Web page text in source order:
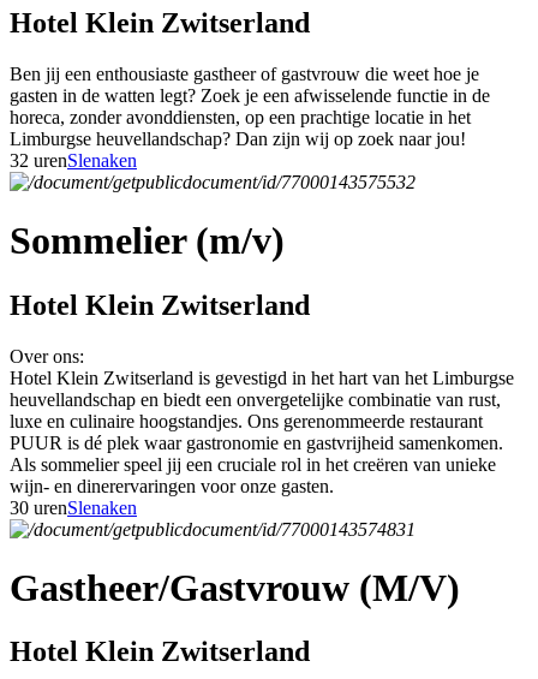
Hotel Klein Zwitserland
Ben jij een enthousiaste gastheer of gastvrouw die weet hoe je
gasten in de watten legt? Zoek je een afwisselende functie in de
horeca, zonder avonddiensten, op een prachtige locatie in het
Limburgse heuvellandschap? Dan zijn wij op zoek naar jou!
32 urenSlenaken
Sommelier (m/v)
Hotel Klein Zwitserland
Over ons:
Hotel Klein Zwitserland is gevestigd in het hart van het Limburgse
heuvellandschap en biedt een onvergetelijke combinatie van rust,
luxe en culinaire hoogstandjes. Ons gerenommeerde restaurant
PUUR is dé plek waar gastronomie en gastvrijheid samenkomen.
Als sommelier speel jij een cruciale rol in het creëren van unieke
wijn- en dinerervaringen voor onze gasten.
30 urenSlenaken
Gastheer/Gastvrouw (M/V)
Hotel Klein Zwitserland